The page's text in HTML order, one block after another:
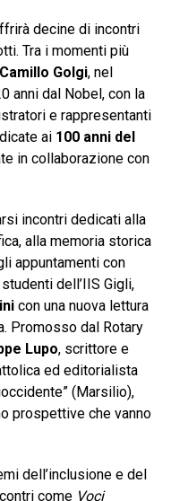
decine di incontri
Tra i momenti più
Golgi, nel
anni dal Nobel, con la
e rappresentanti
ai 100 anni del
in collaborazione con
incontri dedicati alla
alla memoria storica
appuntamenti con
dell’IIS Gigli,
con una nuova lettura
Promosso dal Rotary
Lupo, scrittore e
ed editorialista
(Marsilio),
prospettive che vanno
dell’inclusione e del
come Voci